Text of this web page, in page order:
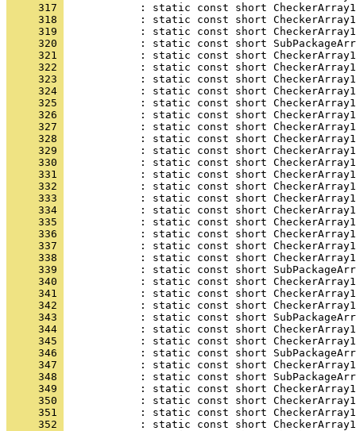
     317
     318
     319
     320
     321
     322
     323
     324
     325
     326
     327
     328
     329
     330
     331
     332
     333
     334
     335
     336
     337
     338
     339
     340
     341
     342
     343
     344
     345
     346
     347
     348
     349
     350
     351
     352